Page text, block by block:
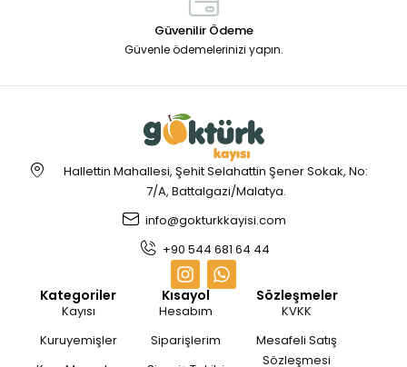
Güvenilir Ödeme
Güvenle ödemelerinizi yapın.
Hallettin Mahallesi, Şehit Selahattin Şener Sokak, No:
7/A, Battalgazi/Malatya.
info@gokturkkayisi.com
+90 544 681 64 44
Kategoriler
Kayısı
Kuruyemişler
Kısayol
Hesabım
Siparişlerim
Sözleşmeler
KVKK
Mesafeli Satış
Sözleşmesi